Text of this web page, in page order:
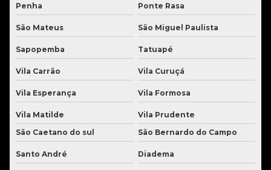
Penha Ponte Rasa
São Mateus São Miguel Paulista
Sapopemba Tatuapé
Vila Carrão Vila Curuçá
Vila Esperança Vila Formosa
Vila Matilde
Vila Prudente
São Caetano do sul
São Bernardo do Campo
Santo André Diadema